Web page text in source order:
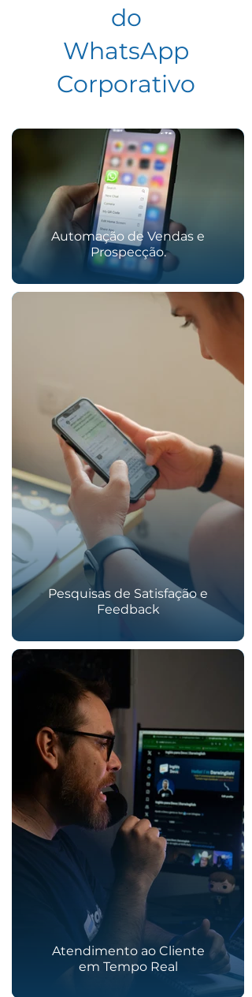
do
WhatsApp
Corporativo
Automação de Vendas e
Prospecção.
Pesquisas de Satisfação e
Feedback
Atendimento ao Cliente
em Tempo Real